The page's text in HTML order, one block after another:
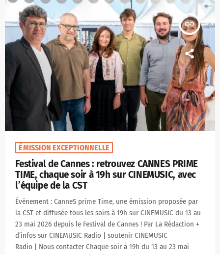
insert_link
ÉMISSION EXCEPTIONNELLE
Festival de Cannes : retrouvez CANNES PRIME
TIME, chaque soir à 19h sur CINEMUSIC, avec
l’équipe de la CST
Événement : CanneS prime Time, une émission proposée par
la CST et diffusée tous les soirs à 19h sur CINEMUSIC du 13 au
23 mai 2026 depuis le Festival de Cannes ! Par La Rédaction +
d’infos sur CINEMUSIC Radio | soutenir CINEMUSIC
Radio | Nous contacter Chaque soir à 19h du 13 au 23 mai